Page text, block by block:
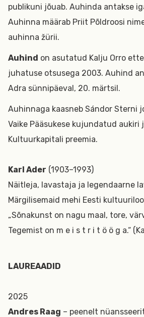
publikuni jõuab. Auhinda antakse
Auhinna määrab Priit Põldroosi
auhinna žürii.
Auhind on asutatud Kalju Orro
juhatuse otsusega 2003. Auhind
Adra sünnipäeval, 20. märtsil.
Auhinnaga kaasneb Sándor Sterni
Vaike Pääsukese kujundatud aukiri
Kultuurkapitali preemia.
Karl Ader (1903–1993)
Näitleja, lavastaja ja legendaarne
Märgilisemaid mehi Eesti
„Sõnakunst on nagu maal, tore,
Tegemist on m e i s t r i t ö ö g a.“
LAUREAADID
2025
Andres Raag – peenelt